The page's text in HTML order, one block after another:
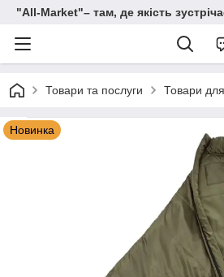
"All-Мarket"– там, де якість
Товари та послуги Товари
Новинка